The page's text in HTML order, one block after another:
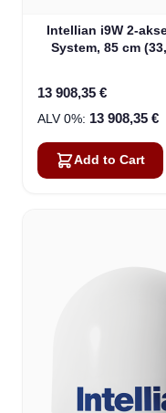
Intellian i9W 2-
System, 85 cm
13 908,35 €
13 908,35 €
Add to Cart